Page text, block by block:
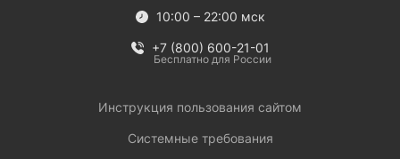
10:00 – 22:00 мск
+7 (800) 600-21-01
Бесплатно для России
Инструкция пользования сайтом
Системные требования